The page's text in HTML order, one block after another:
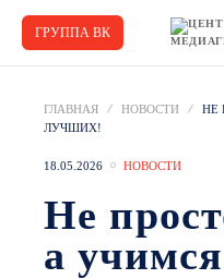
ГРУППА ВК
ГЛАВНАЯ НОВОСТИ
НЕ
ЛУЧШИХ!
18.05.2026 НОВОСТИ
Не
а